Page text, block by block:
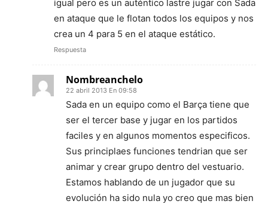
igual pero es un auténtico lastre jugar con Sada
en ataque que le flotan todos los equipos y nos
crea un 4 para 5 en el ataque estático.
Respuesta
Nombreanchelo
22 abril 2013 En 09:58
Sada en un equipo como el Barça tiene que
ser el tercer base y jugar en los partidos
faciles y en algunos momentos especificos.
Sus principlaes funciones tendrian que ser
animar y crear grupo dentro del vestuario.
Estamos hablando de un jugador que su
evolución ha sido nula yo creo que mas bien